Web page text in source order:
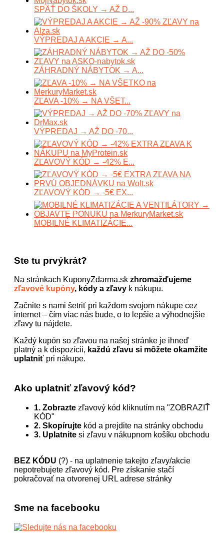
SPÄŤ DO ŠKOLY → AŽ D...
VÝPREDAJ A AKCIE → A...
ZÁHRADNÝ NÁBYTOK → A...
ZĽAVA -10% → NA VŠET...
VÝPREDAJ → AŽ DO -70...
ZĽAVOVÝ KÓD → -42% E...
ZĽAVOVÝ KÓD → -5€ EX...
MOBILNÉ KLIMATIZÁCIE...
Ste tu prvýkrát?
Na stránkach KuponyZdarma.sk zhromažďujeme
zľavové kupóny, kódy a zľavy k nákupu.
Začnite s nami šetriť pri každom svojom nákupe cez
internet – čím viac nás bude, o to lepšie a výhodnejšie
zľavy tu nájdete.
Každý kupón so zľavou na našej stránke je ihneď
platný a k dispozícii, každú zľavu si môžete okamžite
uplatniť pri nákupe.
Ako uplatniť zľavový kód?
1. Zobrazte zľavový kód kliknutím na "ZOBRAZIŤ
KÓD"
2. Skopírujte kód a prejdite na stránky obchodu
3. Uplatnite si zľavu v nákupnom košíku obchodu
BEZ KÓDU (?) - na uplatnenie takejto zľavy/akcie
nepotrebujete zľavový kód. Pre získanie stačí
pokračovať na otvorenej URL adrese stránky
Sme na facebooku